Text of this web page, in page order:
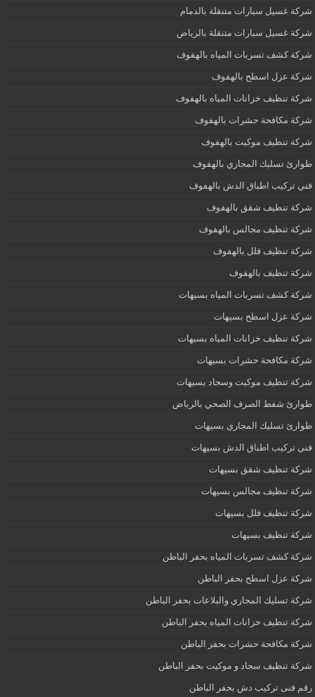
شركة غسيل سيارات متنقلة بالدمام
شركة غسيل سيارات متنقلة بالرياض
شركة كشف تسربات المياه بالهفوف
شركة عزل اسطح بالهفوف
شركة تنظيف خزانات المياه بالهفوف
شركة مكافحة حشرات بالهفوف
شركة تنظيف موكيت بالهفوف
طوارئ تسليك المجاري بالهفوف
فني تركيب اطباق الدش بالهفوف
شركة تنظيف شقق بالهفوف
شركة تنظيف مجالس بالهفوف
شركة تنظيف فلل بالهفوف
شركة تنظيف بالهفوف
شركة كشف تسربات المياه بسيهات
شركة عزل اسطح بسيهات
شركة تنظيف خزانات المياه بسيهات
شركة مكافحة حشرات بسيهات
شركة تنظيف موكيت وسجاد بسيهات
طوارئ شفط الصرف الصحي بالرياض
طوارئ تسليك المجاري بسيهات
فني تركيب اطباق الدش بسيهات
شركة تنظيف شقق بسيهات
شركة تنظيف مجالس بسيهات
شركة تنظيف فلل بسيهات
شركة تنظيف بسيهات
شركة كشف تسربات المياه بحفر الباطن
شركة عزل اسطح بحفر الباطن
شركة تسليك المجاري والبلاعات بحفر الباطن
شركة تنظيف خزانات المياه بحفر الباطن
شركة مكافحة حشرات بحفر الباطن
شركة تنظيف سجاد و موكيت بحفر الباطن
رقم فنى تركيب دش بحفر الباطن